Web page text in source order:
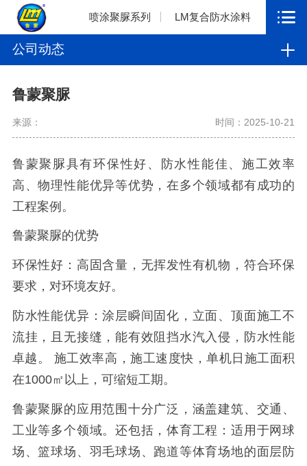
喷涂聚脲系列 LM复合防水涂料
公司动态
鲁蒙聚脲
来源： 时间：2025-10-21
鲁蒙聚脲具有环保性好、防水性能佳、施工效率
高、物理性能优异等优势，在多个领域都有成功的
工程案例。
鲁蒙聚脲的优势
环保性好：高固含量，无挥发性有机物，符合环保
要求，对环境友好。
防水性能优异：涂层瞬间固化，立面、顶面施工不
流挂，且无接缝，能有效阻挡水汽入侵，防水性能
卓越。
施工效率高，施工速度快，单机日施工面积
在1000㎡以上，可缩短工期。
鲁蒙聚脲的应用范围十分广泛，涵盖建筑、交通、
工业等多个领域。还包括，体育工程：适用于网球
场、篮球场、羽毛球场、跑道等体育场地的面层防